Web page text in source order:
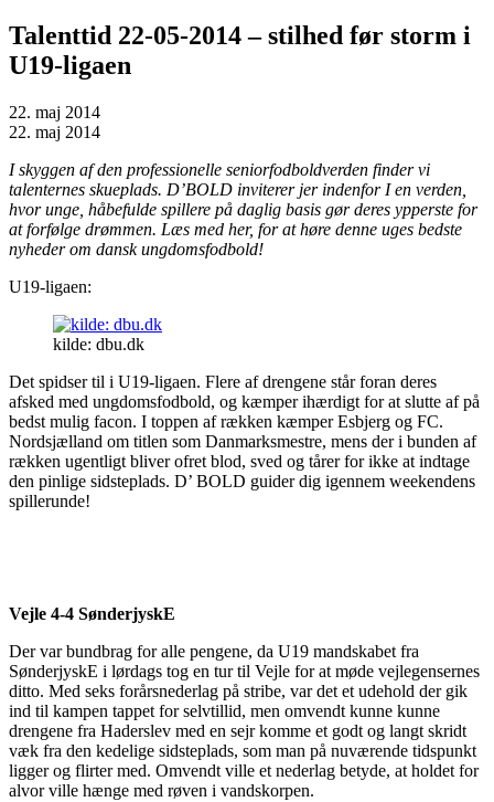
Talenttid 22-05-2014 – stilhed før storm i
U19-ligaen
22. maj 2014
22. maj 2014
I skyggen af den professionelle seniorfodboldverden finder vi
talenternes skueplads. D’BOLD inviterer jer indenfor I en verden,
hvor unge, håbefulde spillere på daglig basis gør deres ypperste for
at forfølge drømmen. Læs med her, for at høre denne uges bedste
nyheder om dansk ungdomsfodbold!
U19-ligaen:
kilde: dbu.dk
Det spidser til i U19-ligaen. Flere af drengene står foran deres
afsked med ungdomsfodbold, og kæmper ihærdigt for at slutte af på
bedst mulig facon. I toppen af rækken kæmper Esbjerg og FC.
Nordsjælland om titlen som Danmarksmestre, mens der i bunden af
rækken ugentligt bliver ofret blod, sved og tårer for ikke at indtage
den pinlige sidsteplads. D’ BOLD guider dig igennem weekendens
spillerunde!
Vejle 4-4 SønderjyskE
Der var bundbrag for alle pengene, da U19 mandskabet fra
SønderjyskE i lørdags tog en tur til Vejle for at møde vejlegensernes
ditto. Med seks forårsnederlag på stribe, var det et udehold der gik
ind til kampen tappet for selvtillid, men omvendt kunne kunne
drengene fra Haderslev med en sejr komme et godt og langt skridt
væk fra den kedelige sidsteplads, som man på nuværende tidspunkt
ligger og flirter med. Omvendt ville et nederlag betyde, at holdet for
alvor ville hænge med røven i vandskorpen.